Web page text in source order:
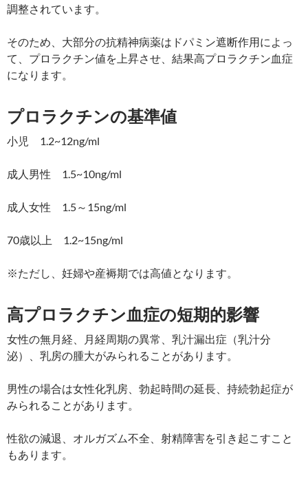
調整されています。
そのため、大部分の抗精神病薬はドパミン遮断作用によっ
て、プロラクチン値を上昇させ、結果高プロラクチン血症
になります。
プロラクチンの基準値
小児 1.2~12ng/ml
成人男性 1.5~10ng/ml
成人女性 1.5～15ng/ml
70歳以上 1.2~15ng/ml
※ただし、妊婦や産褥期では高値となります。
高プロラクチン血症の短期的影響
女性の無月経、月経周期の異常、乳汁漏出症（乳汁分
泌）、乳房の腫大がみられることがあります。
男性の場合は女性化乳房、勃起時間の延長、持続勃起症が
みられることがあります。
性欲の減退、オルガズム不全、射精障害を引き起こすこと
もあります。